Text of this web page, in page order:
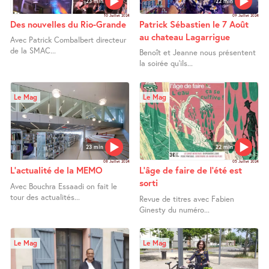
10 Juillet 2024
Des nouvelles du Rio-Grande
Avec Patrick Combalbert directeur
de la SMAC...
09 Juillet 2024
Patrick Sébastien le 7 Août
au chateau Lagarrigue
Benoît et Jeanne nous présentent
la soirée qu’ils...
23 min
Le Mag
08 Juillet 2024
L’actualité de la MEMO
Avec Bouchra Essaadi on fait le
tour des actualités...
22 min
Le Mag
05 Juillet 2024
L’âge de faire de l’été est
sorti
Revue de titres avec Fabien
Ginesty du numéro...
Le Mag Le Mag